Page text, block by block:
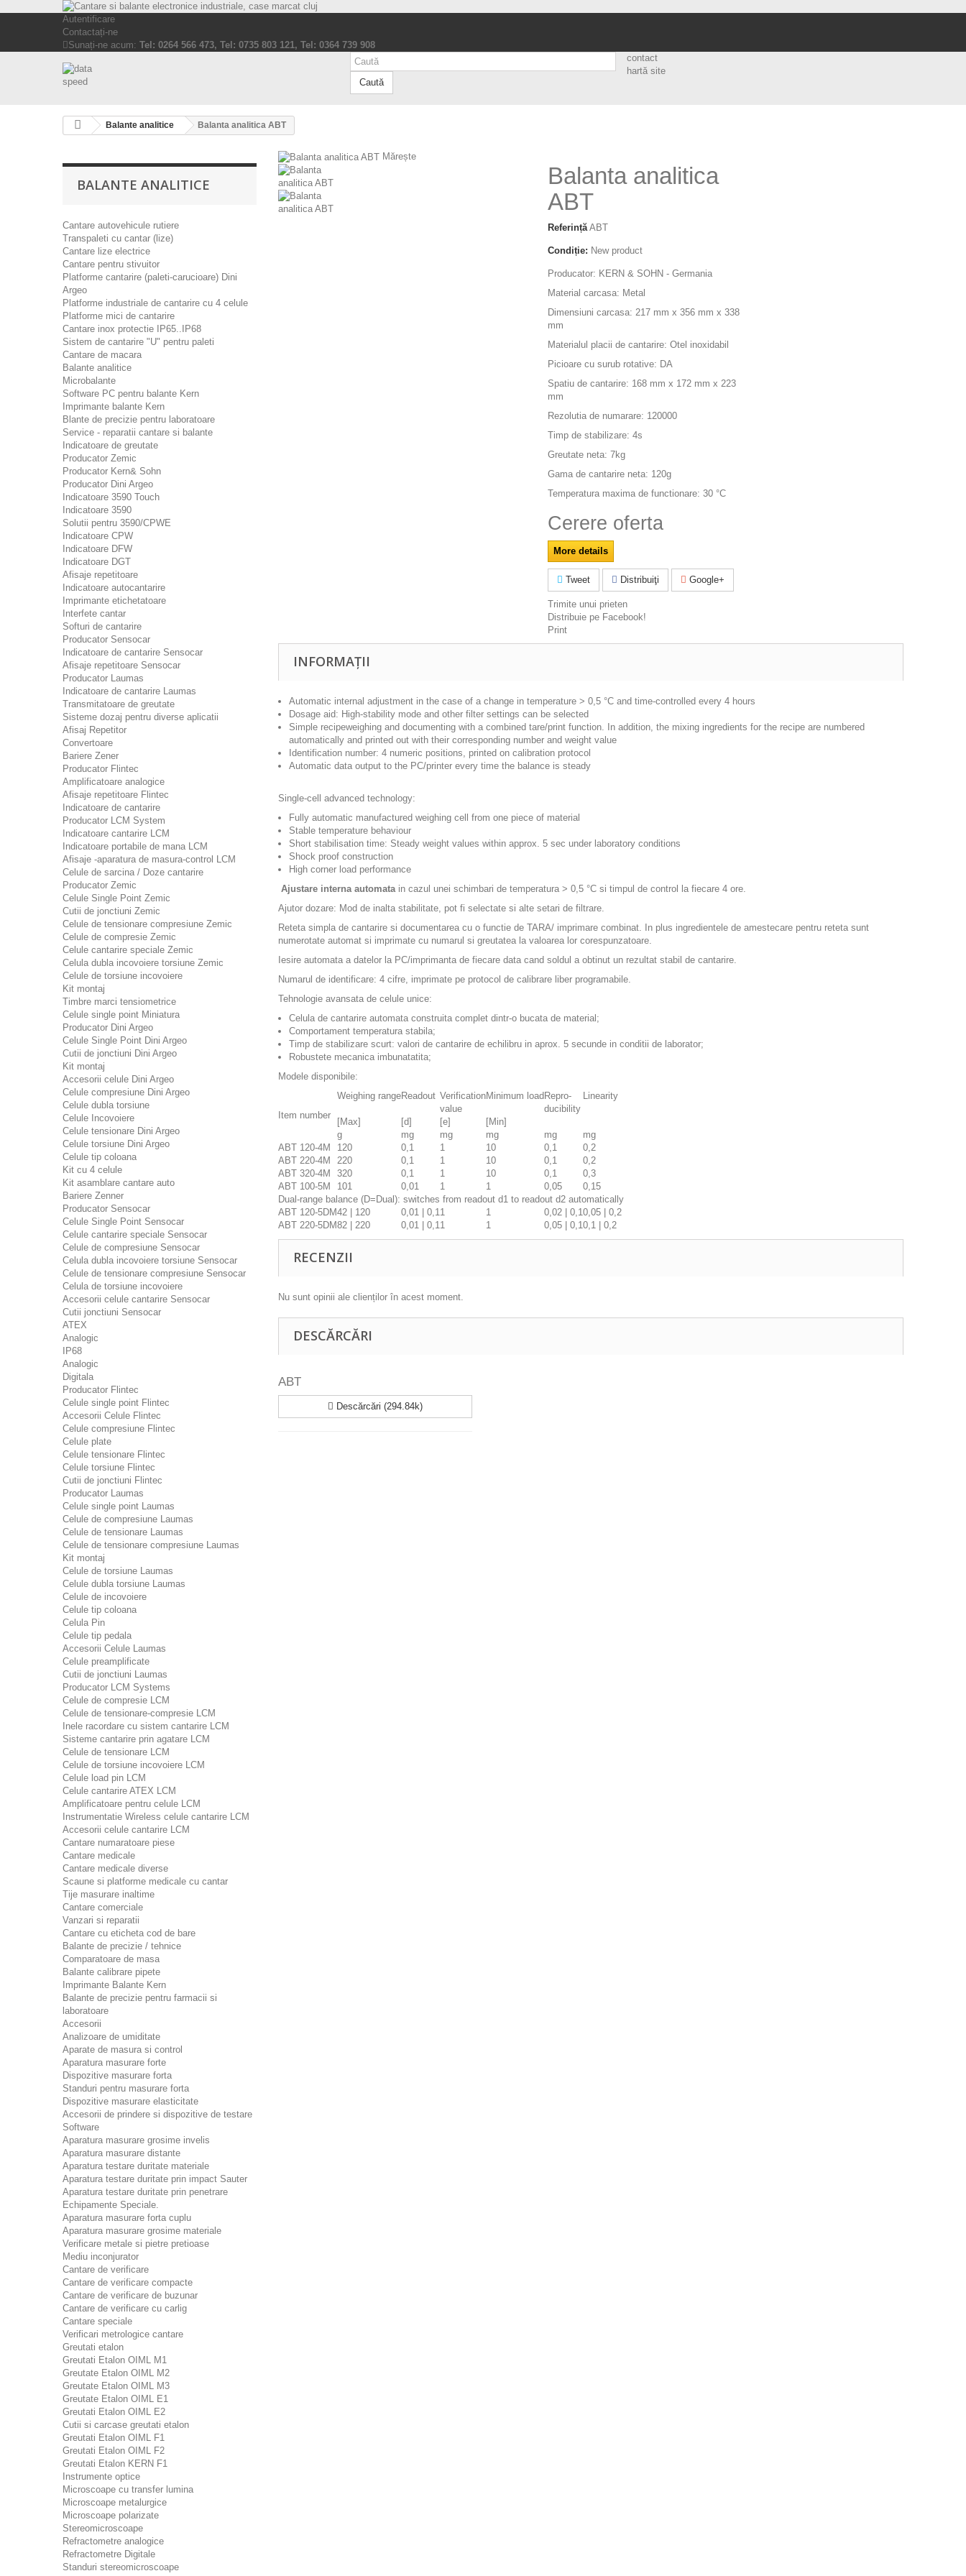
Autentificare
Contactați-ne
Sunați-ne acum: Tel: 0264 566 473, Tel: 0735 803 121, Tel: 0364 739 908
Caută
contact
hartă site
Balante analitice Balanta analitica ABT
BALANTE ANALITICE
Cantare autovehicule rutiere
Transpaleti cu cantar (lize)
Cantare lize electrice
Cantare pentru stivuitor
Platforme cantarire (paleti-carucioare) Dini
Argeo
Platforme industriale de cantarire cu 4 celule
Platforme mici de cantarire
Cantare inox protectie IP65..IP68
Sistem de cantarire "U" pentru paleti
Cantare de macara
Balante analitice
Microbalante
Software PC pentru balante Kern
Imprimante balante Kern
Blante de precizie pentru laboratoare
Service - reparatii cantare si balante
Indicatoare de greutate
Producator Zemic
Producator Kern& Sohn
Producator Dini Argeo
Indicatoare 3590 Touch
Indicatoare 3590
Solutii pentru 3590/CPWE
Indicatoare CPW
Indicatoare DFW
Indicatoare DGT
Afisaje repetitoare
Indicatoare autocantarire
Imprimante etichetatoare
Interfete cantar
Softuri de cantarire
Producator Sensocar
Indicatoare de cantarire Sensocar
Afisaje repetitoare Sensocar
Producator Laumas
Indicatoare de cantarire Laumas
Transmitatoare de greutate
Sisteme dozaj pentru diverse aplicatii
Afisaj Repetitor
Convertoare
Bariere Zener
Producator Flintec
Amplificatoare analogice
Afisaje repetitoare Flintec
Indicatoare de cantarire
Producator LCM System
Indicatoare cantarire LCM
Indicatoare portabile de mana LCM
Afisaje -aparatura de masura-control LCM
Celule de sarcina / Doze cantarire
Producator Zemic
Celule Single Point Zemic
Cutii de jonctiuni Zemic
Celule de tensionare compresiune Zemic
Celule de compresie Zemic
Celule cantarire speciale Zemic
Celula dubla incovoiere torsiune Zemic
Celule de torsiune incovoiere
Kit montaj
Timbre marci tensiometrice
Celule single point Miniatura
Producator Dini Argeo
Celule Single Point Dini Argeo
Cutii de jonctiuni Dini Argeo
Kit montaj
Accesorii celule Dini Argeo
Celule compresiune Dini Argeo
Celule dubla torsiune
Celule Incovoiere
Celule tensionare Dini Argeo
Celule torsiune Dini Argeo
Celule tip coloana
Kit cu 4 celule
Kit asamblare cantare auto
Bariere Zenner
Producator Sensocar
Celule Single Point Sensocar
Celule cantarire speciale Sensocar
Celule de compresiune Sensocar
Celula dubla incovoiere torsiune Sensocar
Celule de tensionare compresiune Sensocar
Celula de torsiune incovoiere
Accesorii celule cantarire Sensocar
Cutii jonctiuni Sensocar
ATEX
Analogic
IP68
Analogic
Digitala
Producator Flintec
Celule single point Flintec
Accesorii Celule Flintec
Celule compresiune Flintec
Celule plate
Celule tensionare Flintec
Celule torsiune Flintec
Cutii de jonctiuni Flintec
Producator Laumas
Celule single point Laumas
Celule de compresiune Laumas
Celule de tensionare Laumas
Celule de tensionare compresiune Laumas
Kit montaj
Celule de torsiune Laumas
Celule dubla torsiune Laumas
Celule de incovoiere
Celule tip coloana
Celula Pin
Celule tip pedala
Accesorii Celule Laumas
Celule preamplificate
Cutii de jonctiuni Laumas
Producator LCM Systems
Celule de compresie LCM
Celule de tensionare-compresie LCM
Inele racordare cu sistem cantarire LCM
Sisteme cantarire prin agatare LCM
Celule de tensionare LCM
Celule de torsiune incovoiere LCM
Celule load pin LCM
Celule cantarire ATEX LCM
Amplificatoare pentru celule LCM
Instrumentatie Wireless celule cantarire LCM
Accesorii celule cantarire LCM
Cantare numaratoare piese
Cantare medicale
Cantare medicale diverse
Scaune si platforme medicale cu cantar
Tije masurare inaltime
Cantare comerciale
Vanzari si reparatii
Cantare cu eticheta cod de bare
Balante de precizie / tehnice
Comparatoare de masa
Balante calibrare pipete
Imprimante Balante Kern
Balante de precizie pentru farmacii si
laboratoare
Accesorii
Analizoare de umiditate
Aparate de masura si control
Aparatura masurare forte
Dispozitive masurare forta
Standuri pentru masurare forta
Dispozitive masurare elasticitate
Accesorii de prindere si dispozitive de testare
Software
Aparatura masurare grosime invelis
Aparatura masurare distante
Aparatura testare duritate materiale
Aparatura testare duritate prin impact Sauter
Aparatura testare duritate prin penetrare
Echipamente Speciale.
Aparatura masurare forta cuplu
Aparatura masurare grosime materiale
Verificare metale si pietre pretioase
Mediu inconjurator
Cantare de verificare
Cantare de verificare compacte
Cantare de verificare de buzunar
Cantare de verificare cu carlig
Cantare speciale
Verificari metrologice cantare
Greutati etalon
Greutati Etalon OIML M1
Greutate Etalon OIML M2
Greutate Etalon OIML M3
Greutate Etalon OIML E1
Greutati Etalon OIML E2
Cutii si carcase greutati etalon
Greutati Etalon OIML F1
Greutati Etalon OIML F2
Greutati Etalon KERN F1
Instrumente optice
Microscoape cu transfer lumina
Microscoape metalurgice
Microscoape polarizate
Stereomicroscoape
Refractometre analogice
Refractometre Digitale
Standuri stereomicroscoape
Mărește
Balanta analitica
ABT
Referință ABT
Condiție: New product
Producator: KERN & SOHN - Germania
Material carcasa: Metal
Dimensiuni carcasa: 217 mm x 356 mm x 338
mm
Materialul placii de cantarire: Otel inoxidabil
Picioare cu surub rotative: DA
Spatiu de cantarire: 168 mm x 172 mm x 223
mm
Rezolutia de numarare: 120000
Timp de stabilizare: 4s
Greutate neta: 7kg
Gama de cantarire neta: 120g
Temperatura maxima de functionare: 30 °C
Cerere oferta
More details
Tweet Distribuiţi Google+
Trimite unui prieten
Distribuie pe Facebook!
Print
INFORMAȚII
Automatic internal adjustment in the case of a change in temperature > 0,5 °C and time-controlled every 4 hours
Dosage aid: High-stability mode and other filter settings can be selected
Simple recipeweighing and documenting with a combined tare/print function. In addition, the mixing ingredients for the recipe are numbered
automatically and printed out with their corresponding number and weight value
Identification number: 4 numeric positions, printed on calibration protocol
Automatic data output to the PC/printer every time the balance is steady
Single-cell advanced technology:
Fully automatic manufactured weighing cell from one piece of material
Stable temperature behaviour
Short stabilisation time: Steady weight values within approx. 5 sec under laboratory conditions
Shock proof construction
High corner load performance
Ajustare interna automata in cazul unei schimbari de temperatura > 0,5 °C si timpul de control la fiecare 4 ore.
Ajutor dozare: Mod de inalta stabilitate, pot fi selectate si alte setari de filtrare.
Reteta simpla de cantarire si documentarea cu o functie de TARA/ imprimare combinat. In plus ingredientele de amestecare pentru reteta sunt
numerotate automat si imprimate cu numarul si greutatea la valoarea lor corespunzatoare.
Iesire automata a datelor la PC/imprimanta de fiecare data cand soldul a obtinut un rezultat stabil de cantarire.
Numarul de identificare: 4 cifre, imprimate pe protocol de calibrare liber programabile.
Tehnologie avansata de celule unice:
Celula de cantarire automata construita complet dintr-o bucata de material;
Comportament temperatura stabila;
Timp de stabilizare scurt: valori de cantarire de echilibru in aprox. 5 secunde in conditii de laborator;
Robustete mecanica imbunatatita;
Modele disponibile:
Item number
Weighing range
[Max]
g
Readout
[d]
mg
Verification
value
[e]
mg
Minimum load
[Min]
mg
Repro-
ducibility
mg
Linearity
mg
ABT 120-4M
120 0,1 1 10 0,1 0,2
ABT 220-4M
220 0,1 1 10 0,1 0,2
ABT 320-4M
320 0,1 1 10 0,1 0,3
ABT 100-5M
101 0,01 1 1 0,05 0,15
Dual-range balance (D=Dual): switches from readout d1 to readout d2 automatically
ABT 120-5DM42 | 120 0,01 | 0,11 1 0,02 | 0,10,05 | 0,2
ABT 220-5DM82 | 220 0,01 | 0,11 1 0,05 | 0,10,1 | 0,2
RECENZII
Nu sunt opinii ale clienților în acest moment.
DESCĂRCĂRI
ABT
Descărcări (294.84k)